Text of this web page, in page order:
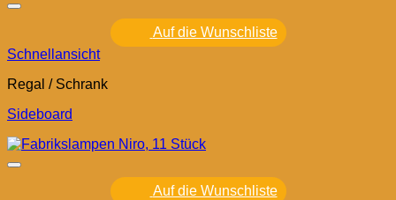
Auf die Wunschliste
Schnellansicht
Regal / Schrank
Sideboard
Auf die Wunschliste